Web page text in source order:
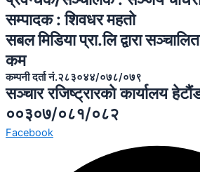
सम्पादक : शिवधर महताे
सबल मिडिया प्रा.लि द्वारा
कम
कम्पनी दर्ता नं.२८३०४४/०७८/०७९
सञ्चार रजिष्ट्रारकाे कार्यालय
००३०७/०८१/०८२
Facebook